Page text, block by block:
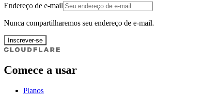
Endereço de e-mail
Nunca compartilharemos seu endereço de e-mail.
Inscrever-se
Comece a usar
Planos